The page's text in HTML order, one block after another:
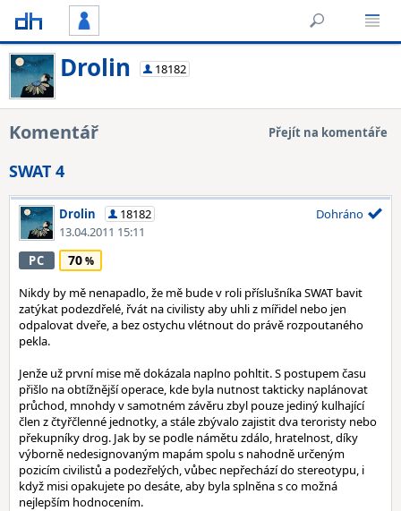
Drolin 18182
Komentář Přejít na komentáře
SWAT 4
Drolin
18182
13.04.2011 15:11
Dohráno
PC 70
Nikdy by mě nenapadlo, že mě bude v roli příslušníka SWAT bavit
zatýkat podezdřelé, řvát na civilisty aby uhli z mířidel nebo jen
odpalovat dveře, a bez ostychu vlétnout do právě rozpoutaného
pekla.
Jenže už první mise mě dokázala naplno pohltit. S postupem času
přišlo na obtížnější operace, kde byla nutnost takticky naplánovat
průchod, mnohdy v samotném závěru zbyl pouze jediný kulhající
člen z čtyřčlenné jednotky, a stále zbývalo zajistit dva teroristy nebo
překupníky drog. Jak by se podle námětu zdálo, hratelnost, díky
výborně nedesignovaným mapám spolu s nahodně určeným
pozicím civilistů a podezřelých, vůbec nepřechází do stereotypu, i
když misi opakujete po desáte, aby byla splněna s co možná
nejlepším hodnocením.